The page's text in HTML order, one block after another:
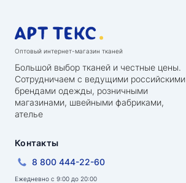
Оптовый интернет-магазин тканей
Большой выбор тканей и честные цены.
Сотрудничаем с ведущими российскими
брендами одежды, розничными
магазинами, швейными фабриками,
ателье
Контакты
8 800 444-22-60
Ежедневно с 9:00 до 20:00